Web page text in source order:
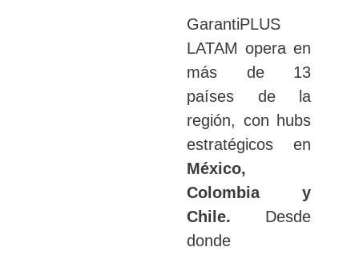
GarantiPLUS
LATAM opera en
más de 13
países de la
región, con hubs
estratégicos en
México,
Colombia y
Chile. Desde
donde